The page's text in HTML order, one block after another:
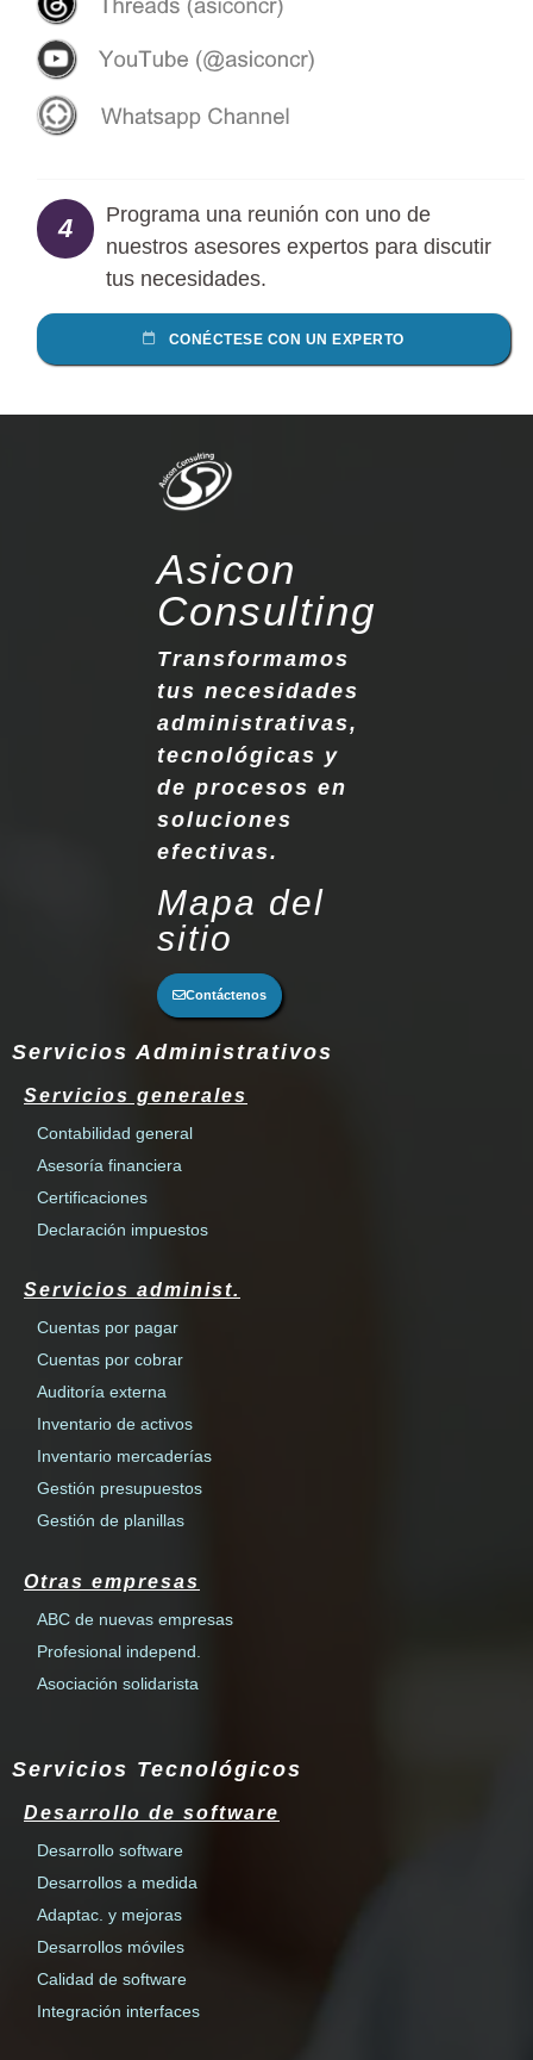
4
Programa una reunión con uno de
nuestros asesores expertos para discutir
tus necesidades.
CONÉCTESE CON UN EXPERTO
Asicon
Consulting
Transformamos
tus necesidades
administrativas,
tecnológicas y
de procesos en
soluciones
efectivas.
Mapa del
sitio
Contáctenos
Servicios Administrativos
Servicios generales
Contabilidad general
Asesoría financiera
Certificaciones
Declaración impuestos
Servicios administ.
Cuentas por pagar
Cuentas por cobrar
Auditoría externa
Inventario de activos
Inventario mercaderías
Gestión presupuestos
Gestión de planillas
Otras empresas
ABC de nuevas empresas
Profesional independ.
Asociación solidarista
Servicios Tecnológicos
Desarrollo de software
Desarrollo software
Desarrollos a medida
Adaptac. y mejoras
Desarrollos móviles
Calidad de software
Integración interfaces